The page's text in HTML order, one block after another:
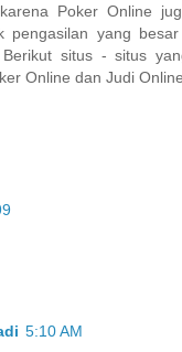
Poker Online
pengasilan yang
situs - situs
Online dan Judi
5:10 AM